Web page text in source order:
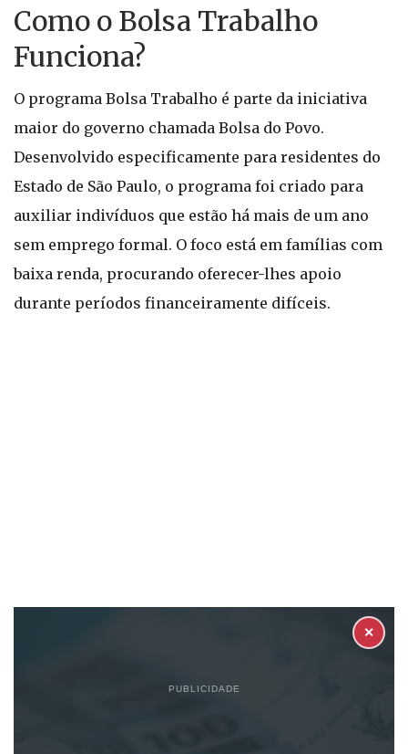
Como o Bolsa Trabalho
Funciona?
O programa Bolsa Trabalho é parte da iniciativa
maior do governo chamada Bolsa do Povo.
Desenvolvido especificamente para residentes do
Estado de São Paulo, o programa foi criado para
auxiliar indivíduos que estão há mais de um ano
sem emprego formal. O foco está em famílias com
baixa renda, procurando oferecer-lhes apoio
durante períodos financeiramente difíceis.
PUBLICIDADE
✕